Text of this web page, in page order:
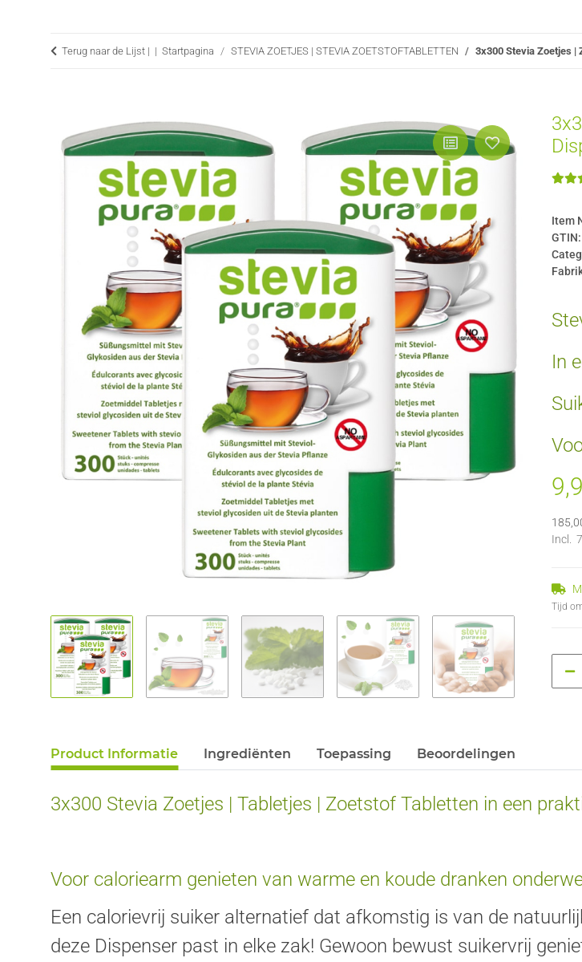
Terug naar de Lijst | Startpagina STEVIA ZOETJES | STEVIA ZOETSTOFTABLETTEN 3x300 Stevia Zoetjes |
Item
GTIN:
In
Incl.
Tijd
Product Informatie Ingrediënten Toepassing Beoordelingen
3x300 Stevia Zoetjes | Tabletjes | Zoetstof Tabletten in een
Voor caloriearm genieten van warme en koude dranken
Een calorievrij suiker alternatief dat afkomstig is van de
deze Dispenser past in elke zak! Gewoon bewust suikervrij